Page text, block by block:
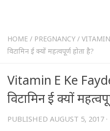
HOME / PREGNANCY / VITAMIN
विटामिन ई क्यों महत्वपूर्ण होता है?
Vitamin E Ke
विटामिन ई क्यों
PUBLISHED AUGUST 5, 2017